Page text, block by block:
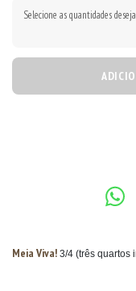
Selecione as quantidades
Meia Viva! 3/4 (três quartos